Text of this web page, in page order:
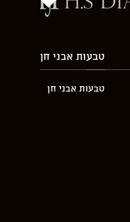
טבעות אבני חן
טבעות אבני חן